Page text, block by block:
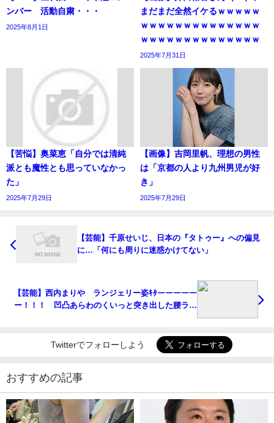
ンバー 活動自粛・・・
2025年8月1日
まだまだ全然イケるｗｗｗｗｗ
ｗｗｗｗｗｗｗｗｗｗｗｗｗｗ
ｗｗｗｗｗｗｗｗｗｗｗｗｗｗ
2025年7月31日
【苦悩】奥菜恵「自分では清純
派とも魔性とも思っていなかっ
た」
2025年7月29日
【画像】吉岡里帆、理想の男性
は「京都の人より九州男児が好
き」
2025年7月29日
【芸能】千原せいじ、日本の『タトゥー』への偏見
に…「何にも周りに迷惑かけてない」
【芸能】西内まりや ランジェリー姿ｷﾀーーーーー
ー！！！ 凹凸あらわのくいっと突き出した腰ライ
Twitterでフォローしよう
おすすめの記事